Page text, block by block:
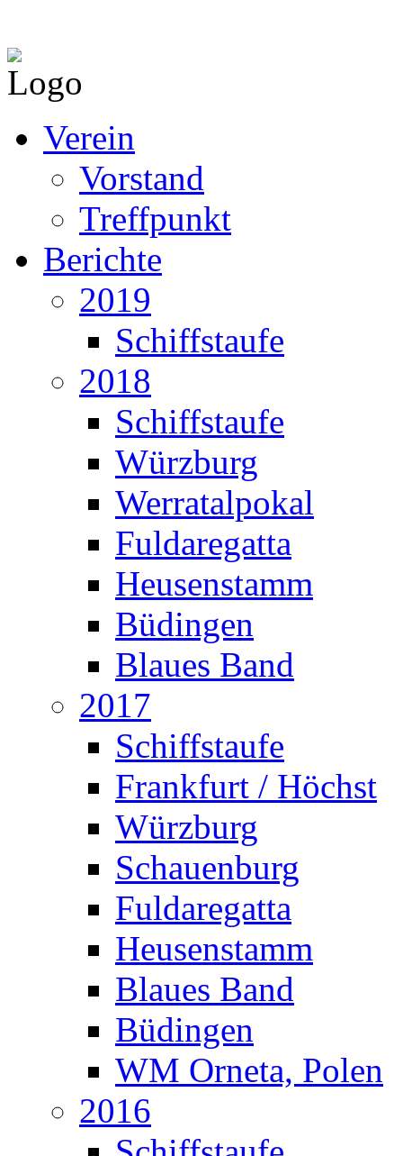
Verein
Vorstand
Treffpunkt
Berichte
2019
Schiffstaufe
2018
Schiffstaufe
Würzburg
Werratalpokal
Fuldaregatta
Heusenstamm
Büdingen
Blaues Band
2017
Schiffstaufe
Frankfurt / Höchst
Würzburg
Schauenburg
Fuldaregatta
Heusenstamm
Blaues Band
Büdingen
WM Orneta, Polen
2016